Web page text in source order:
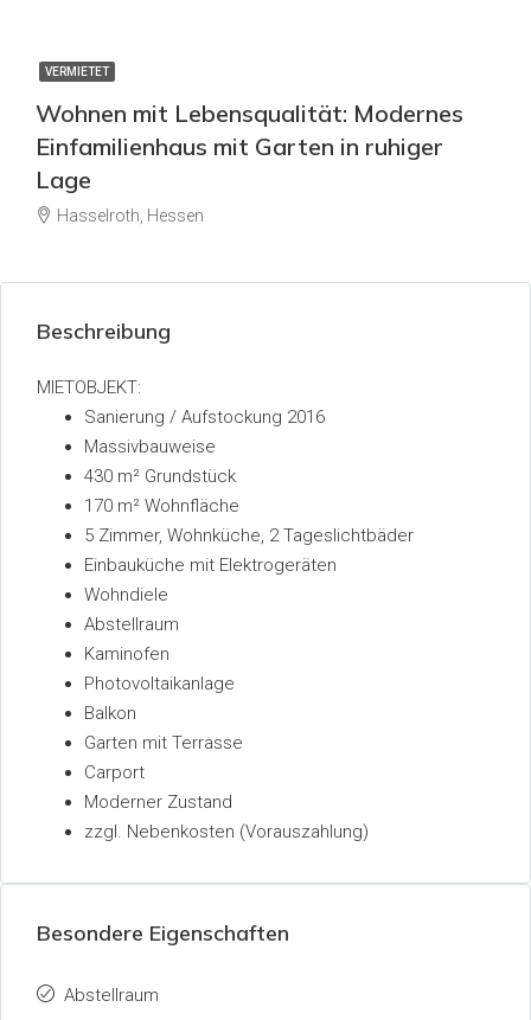
VERMIETET
Wohnen mit Lebensqualität: Modernes
Einfamilienhaus mit Garten in ruhiger
Lage
Hasselroth, Hessen
Beschreibung
MIETOBJEKT:
Sanierung / Aufstockung 2016
Massivbauweise
430 m² Grundstück
170 m² Wohnfläche
5 Zimmer, Wohnküche, 2 Tageslichtbäder
Einbauküche mit Elektrogeräten
Wohndiele
Abstellraum
Kaminofen
Photovoltaikanlage
Balkon
Garten mit Terrasse
Carport
Moderner Zustand
zzgl. Nebenkosten (Vorauszahlung)
Besondere Eigenschaften
Abstellraum